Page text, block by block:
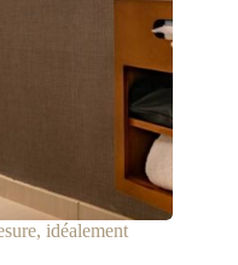
idéalement